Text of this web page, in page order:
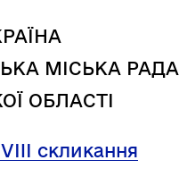
МІСЬКА РАДА
ОБЛАСТІ
VIII скликання